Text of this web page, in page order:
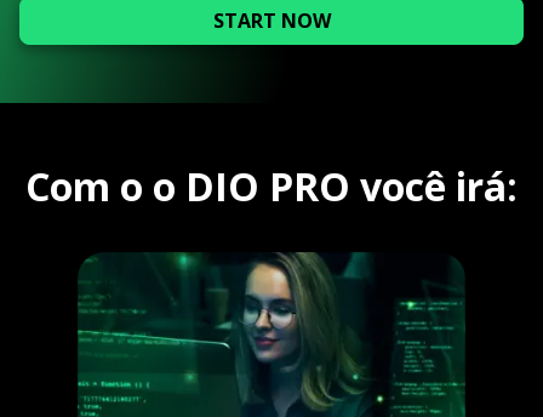
START NOW
Com o o DIO PRO você irá: